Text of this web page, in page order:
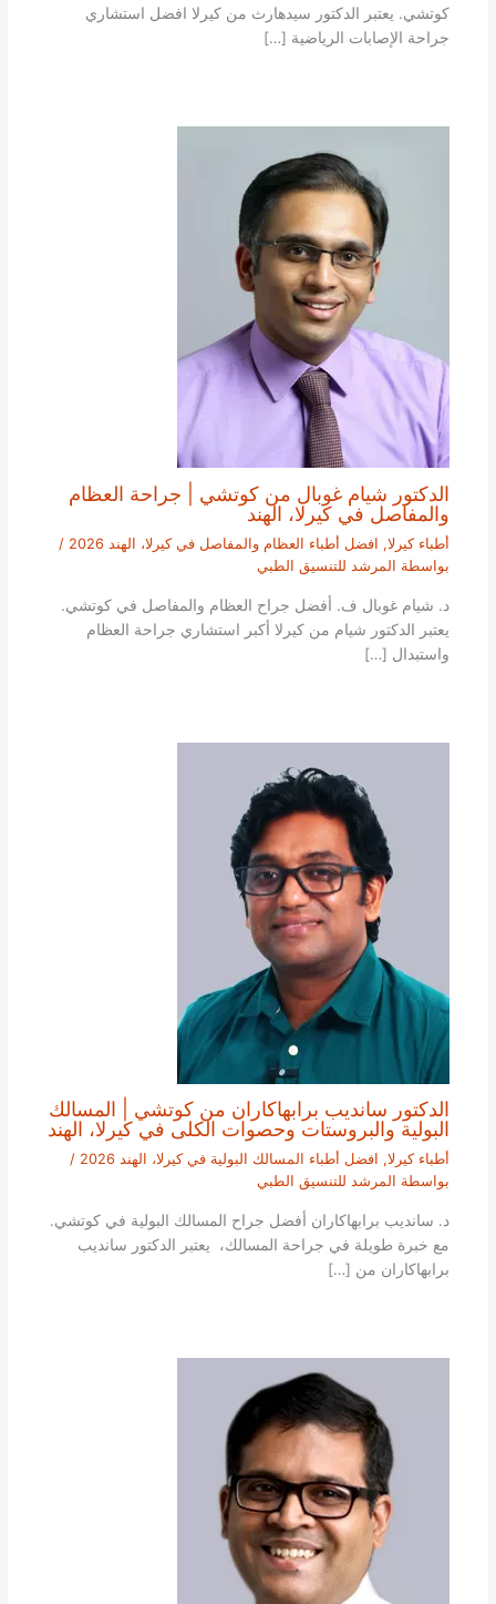
كوتشي. يعتبر الدكتور سيدهارث من كيرلا افضل استشاري
جراحة الإصابات الرياضية […]
الدكتور شيام غوبال من كوتشي | جراحة العظام
والمفاصل في كيرلا، الهند
أطباء كيرلا, افضل أطباء العظام والمفاصل في كيرلا، الهند 2026
/
بواسطة المرشد للتنسيق الطبي
د. شيام غوبال ف. أفضل جراح العظام والمفاصل في كوتشي.
يعتبر الدكتور شيام من كيرلا أكبر استشاري جراحة العظام
واستبدال […]
الدكتور سانديب برابهاكاران من كوتشي | المسالك
البولية والبروستات وحصوات الكلى في كيرلا، الهند
أطباء كيرلا, افضل أطباء المسالك البولية في كيرلا، الهند 2026
/
بواسطة المرشد للتنسيق الطبي
د. سانديب برابهاكاران أفضل جراح المسالك البولية في كوتشي.
مع خبرة طويلة في جراحة المسالك، يعتبر الدكتور سانديب
برابهاكاران من […]